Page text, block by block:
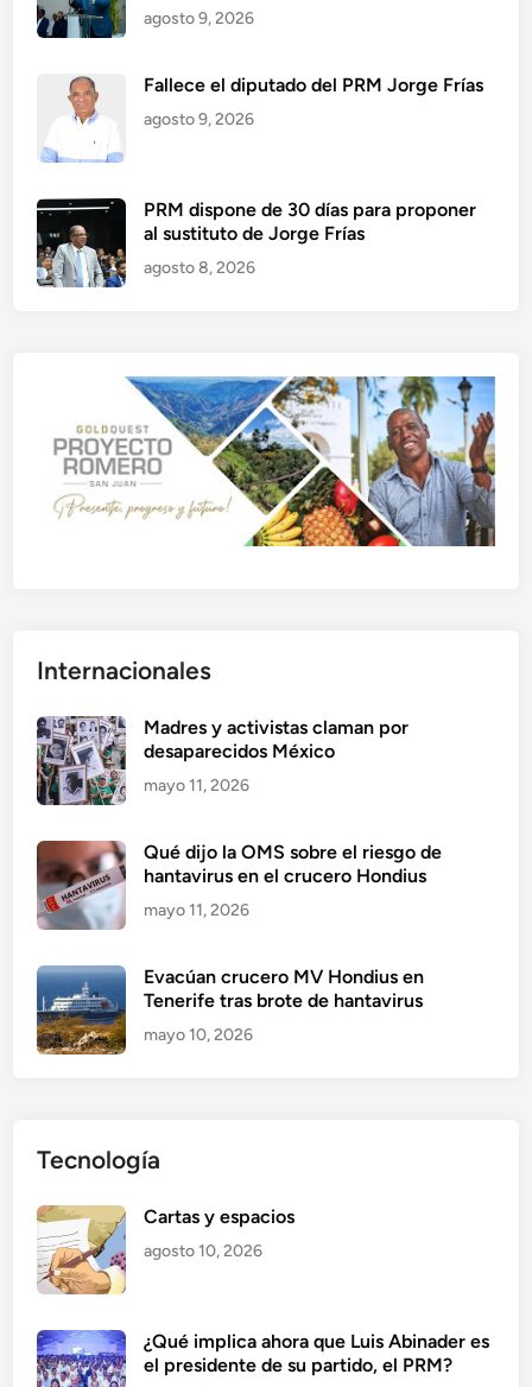
agosto 9, 2026
Fallece el diputado del PRM Jorge Frías
agosto 9, 2026
PRM dispone de 30 días para proponer
al sustituto de Jorge Frías
agosto 8, 2026
Internacionales
Madres y activistas claman por
desaparecidos México
mayo 11, 2026
Qué dijo la OMS sobre el riesgo de
hantavirus en el crucero Hondius
mayo 11, 2026
Evacúan crucero MV Hondius en
Tenerife tras brote de hantavirus
mayo 10, 2026
Tecnología
Cartas y espacios
agosto 10, 2026
¿Qué implica ahora que Luis Abinader es
el presidente de su partido, el PRM?